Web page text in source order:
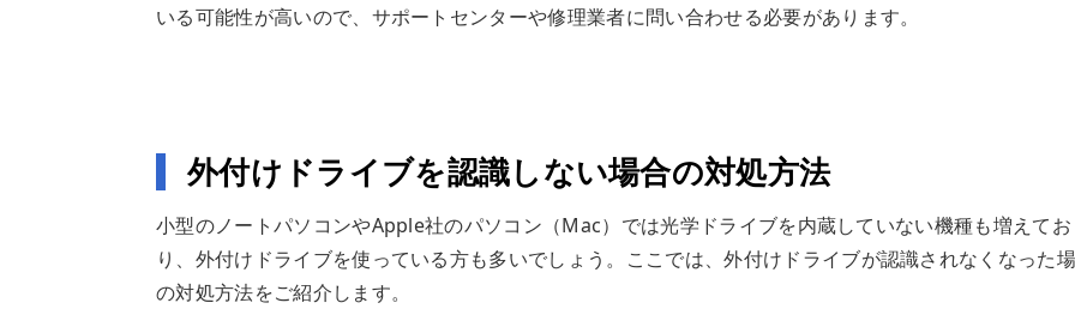
いる可能性が高いので、サポートセンターや修理業者に問い合わせる必要があります。
外付けドライブを認識しない場合の対処方法
小型のノートパソコンやApple社のパソコン（Mac）では光学ドライブを内蔵していない機種も増えてお
り、外付けドライブを使っている方も多いでしょう。ここでは、外付けドライブが認識されなくなった
の対処方法をご紹介します。